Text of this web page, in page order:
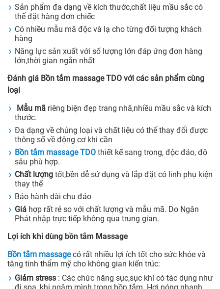
Sản phẩm đa dạng về kích thước,chất liệu mầu sắc có
thể đặt hàng đơn chiếc
Có nhiều mẫu mã độc và lạ cho từng đối tượng khách
hàng
Năng lực sản xuất với số lượng lớn đáp ứng đơn hàng
lớn,thời gian ngắn nhất
Đánh giá Bồn tắm massage TDO với các sản phẩm cùng
loại
Mẫu mã riêng biện đẹp trang nhã,nhiều mầu sắc và kích
thước.
Đa dạng về chủng loại và chất liệu có thể thay đổi được
thông số về động cơ khi cần
Bồn tắm massage TDO thiết kế sang trọng, độc đáo, độ
sâu phù hợp.
Chất lượng tốt,bền dễ sử dụng và lắp đặt có linh phụ kiện
thay thế
Bảo hành dài chu đáo
Giá hợp rất rẻ so với chất lượng và mẫu mã. Do Ngân
Phát nhập trực tiếp không qua trung gian.
Lợi ích khi dùng bồn tắm Massage
Bồn tắm massagecó rất nhiều lợi ích tốt cho sức khỏe và
tăng tính thẩm mỹ cho không gian kiến trúc:
Giảm stress : Các chức năng sục,sục khí có tác dụng như